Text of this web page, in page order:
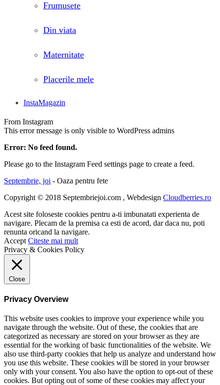
Frumusete
Din viata
Maternitate
Placerile mele
InstaMagazin
From Instagram
This error message is only visible to WordPress admins
Error: No feed found.
Please go to the Instagram Feed settings page to create a feed.
Septembrie, joi - Oaza pentru fete
Copyright © 2018 Septembriejoi.com , Webdesign Cloudberries.ro
Acest site foloseste cookies pentru a-ti imbunatati experienta de
navigare. Plecam de la premisa ca esti de acord, dar daca nu, poti
renunta oricand la navigare.
Accept Citeste mai mult
Privacy & Cookies Policy
Close
Privacy Overview
This website uses cookies to improve your experience while you
navigate through the website. Out of these, the cookies that are
categorized as necessary are stored on your browser as they are
essential for the working of basic functionalities of the website. We
also use third-party cookies that help us analyze and understand how
you use this website. These cookies will be stored in your browser
only with your consent. You also have the option to opt-out of these
cookies. But opting out of some of these cookies may affect your